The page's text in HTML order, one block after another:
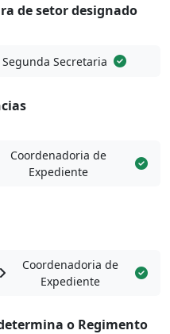
de setor designado
Segunda Secretaria
Coordenadoria de
Expediente
Coordenadoria de
Expediente
o Regimento